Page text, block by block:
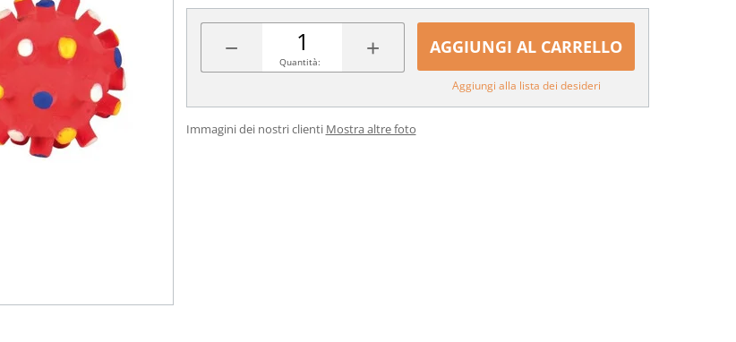
− +
Quantità:
AGGIUNGI AL CARRELLO
Aggiungi alla lista dei desideri
Immagini dei nostri clienti Mostra altre foto